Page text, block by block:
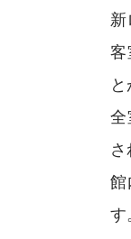
新
客
と
全
さ
館
す